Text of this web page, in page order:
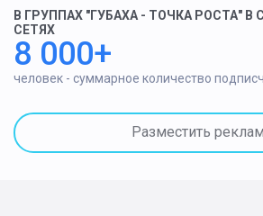
В ГРУППАХ "ГУБАХА - ТОЧКА РОСТА"
СЕТЯХ
8 000+
человек - суммарное количество
Разместить